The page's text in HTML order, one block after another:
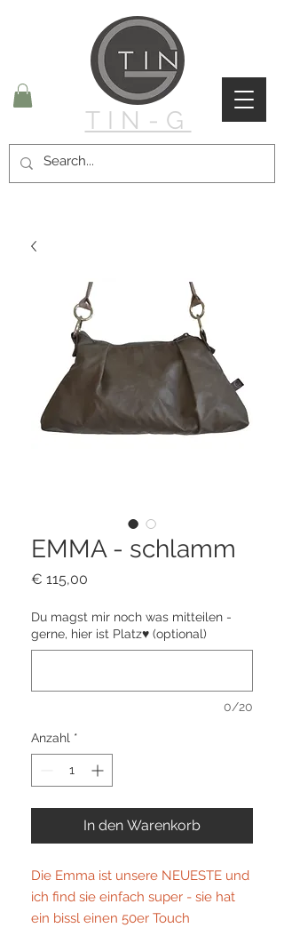
TIN-G
EMMA - schlamm
€ 115,00
Du magst mir noch was mitteilen -
gerne, hier ist Platz♥ (optional)
0/20
Anzahl *
In den Warenkorb
Die Emma ist unsere NEUESTE und
ich find sie einfach super - sie hat
ein bissl einen 50er Touch